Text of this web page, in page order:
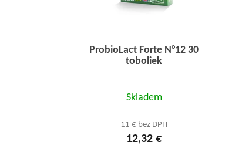
ProbioLact Forte N°12 30
toboliek
produktu
je
Skladem
11 € bez DPH
12,32 €